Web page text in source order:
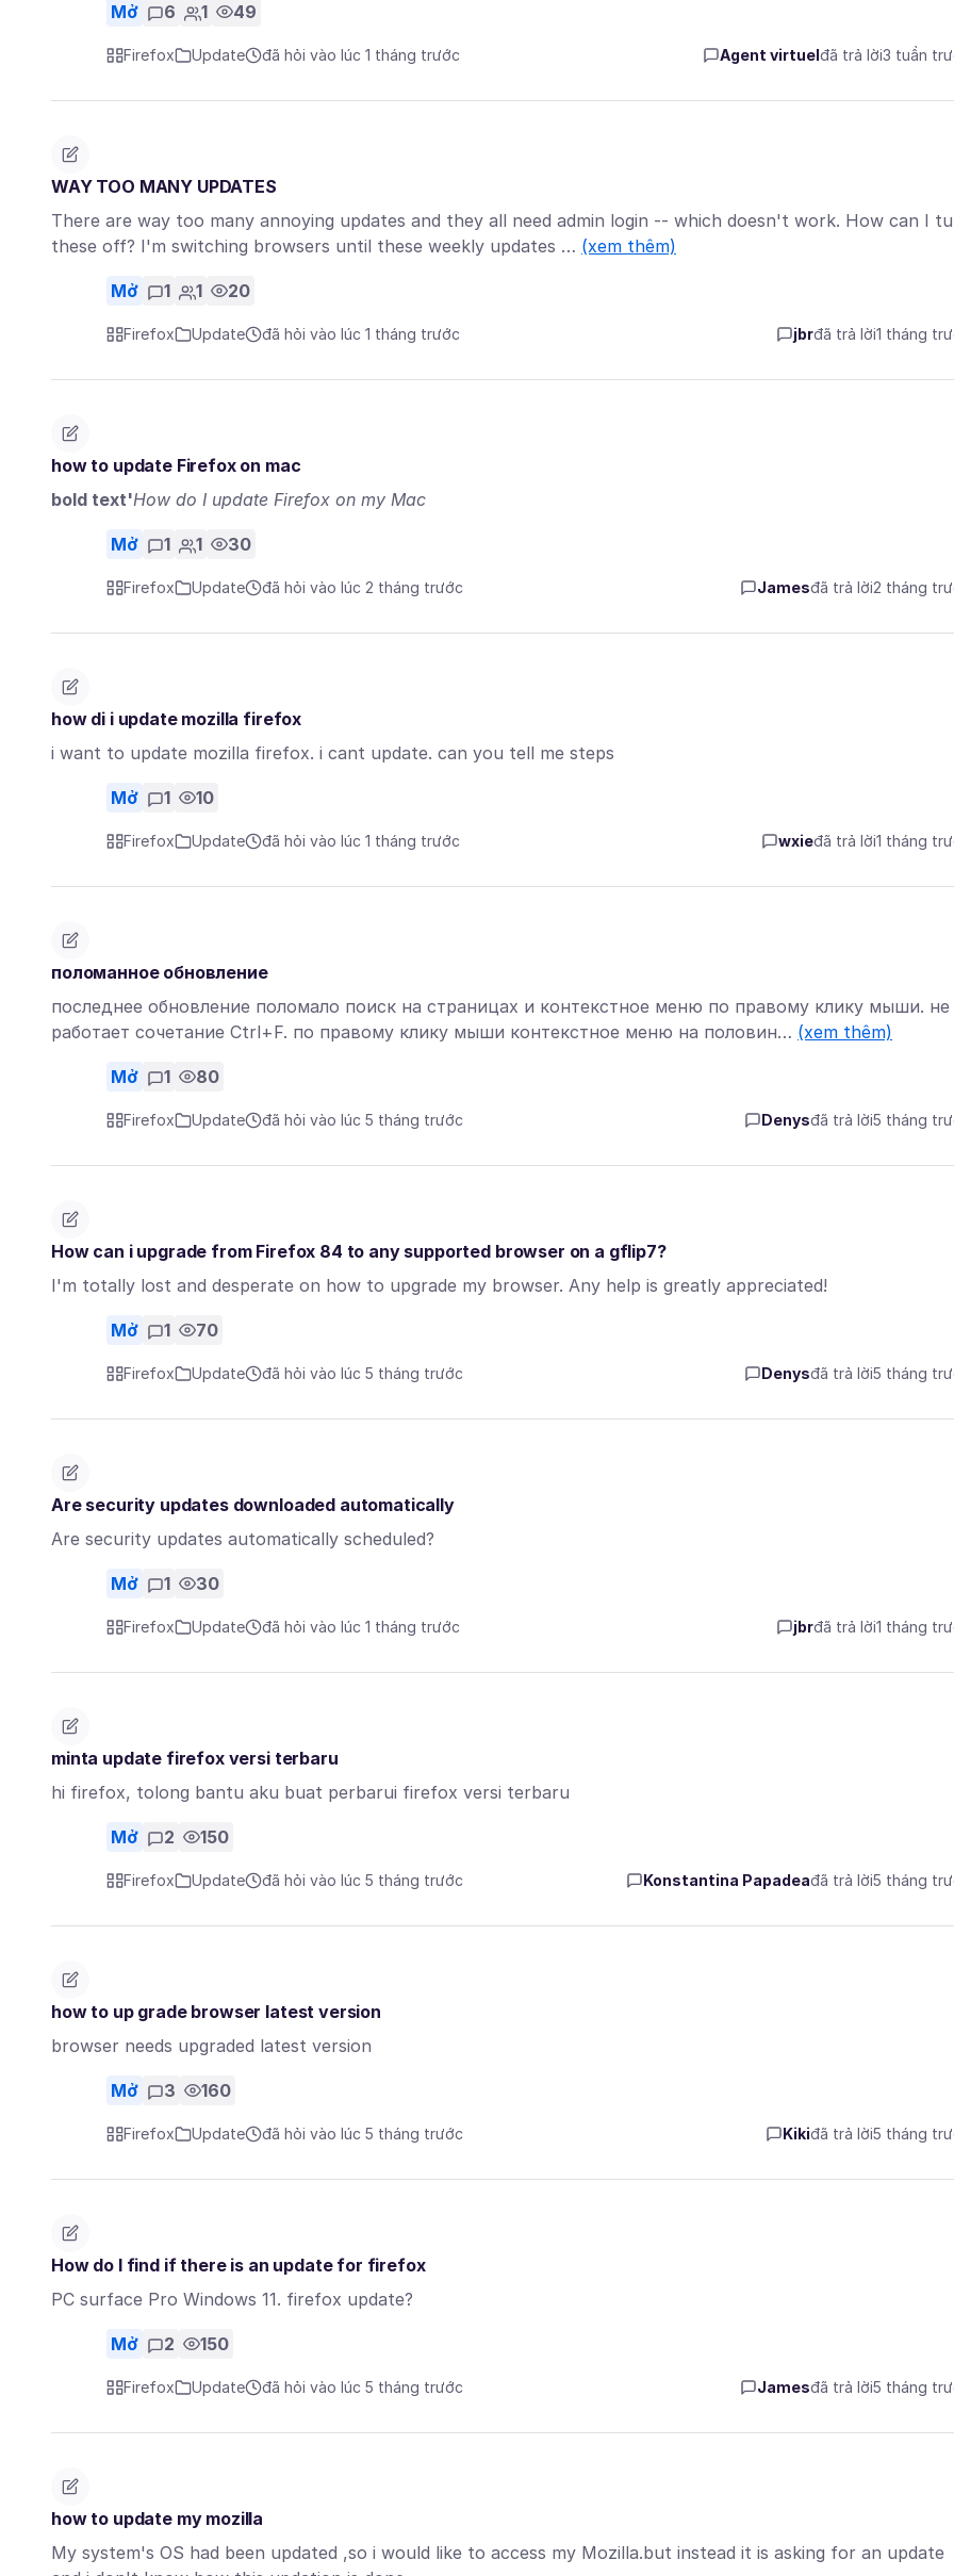
Mở 6 1 49
Firefox Update đã hỏi vào lúc 1 tháng trước Agent virtuelđã trả lời3 tuần
WAY TOO MANY UPDATES
There are way too many annoying updates and they all need admin login -- which doesn't work. How can I
these off? I'm switching browsers until these weekly updates … (xem thêm)
Mở 1 1 20
Firefox Update đã hỏi vào lúc 1 tháng trước jbrđã trả lời1 tháng
how to update Firefox on mac
bold text'How do I update Firefox on my Mac
Mở 1 1 30
Firefox Update đã hỏi vào lúc 2 tháng trước Jamesđã trả lời2 tháng
how di i update mozilla firefox
i want to update mozilla firefox. i cant update. can you tell me steps
Mở 1 10
Firefox Update đã hỏi vào lúc 1 tháng trước wxieđã trả lời1 tháng
поломанное обновление
последнее обновление поломало поиск на страницах и контекстное меню по правому клику мыши. не
работает сочетание Ctrl+F. по правому клику мыши контекстное меню на половин… (xem thêm)
Mở 1 80
Firefox Update đã hỏi vào lúc 5 tháng trước Denysđã trả lời5 tháng
How can i upgrade from Firefox 84 to any supported browser on a gflip7?
I'm totally lost and desperate on how to upgrade my browser. Any help is greatly appreciated!
Mở 1 70
Firefox Update đã hỏi vào lúc 5 tháng trước Denysđã trả lời5 tháng
Are security updates downloaded automatically
Are security updates automatically scheduled?
Mở 1 30
Firefox Update đã hỏi vào lúc 1 tháng trước jbrđã trả lời1 tháng
minta update firefox versi terbaru
hi firefox, tolong bantu aku buat perbarui firefox versi terbaru
Mở 2 150
Firefox Update đã hỏi vào lúc 5 tháng trước Konstantina Papadeađã trả lời5 tháng
how to up grade browser latest version
browser needs upgraded latest version
Mở 3 160
Firefox Update đã hỏi vào lúc 5 tháng trước Kikiđã trả lời5 tháng
How do I find if there is an update for firefox
PC surface Pro Windows 11. firefox update?
Mở 2 150
Firefox Update đã hỏi vào lúc 5 tháng trước Jamesđã trả lời5 tháng
how to update my mozilla
My system's OS had been updated ,so i would like to access my Mozilla.but instead it is asking for an update